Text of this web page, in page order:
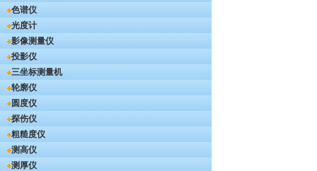
色谱仪
光度计
影像测量仪
投影仪
三坐标测量机
轮廓仪
圆度仪
探伤仪
粗糙度仪
测高仪
测厚仪